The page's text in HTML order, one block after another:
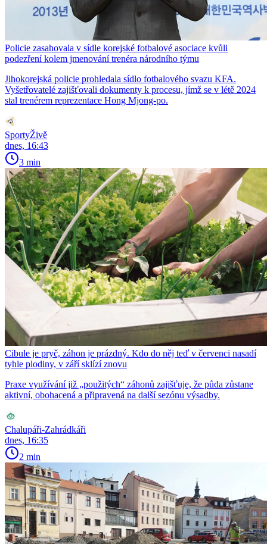
Policie zasahovala v sídle korejské fotbalové asociace kvůli
podezření kolem jmenování trenéra národního týmu
Jihokorejská policie prohledala sídlo fotbalového svazu KFA.
Vyšetřovatelé zajišťovali dokumenty k procesu, jímž se v létě 2024
stal trenérem reprezentace Hong Mjong-po.
SportyŽivě
dnes, 16:43
3 min
Cibule je pryč, záhon je prázdný. Kdo do něj teď v červenci nasadí
tyhle plodiny, v září sklízí znovu
Praxe využívání již „použitých“ záhonů zajišťuje, že půda zůstane
aktivní, obohacená a připravená na další sezónu výsadby.
Chalupáři-Zahrádkáři
dnes, 16:35
2 min